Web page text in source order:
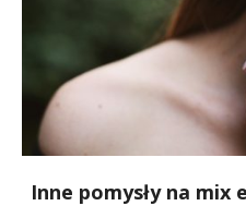
Inne pomysły na